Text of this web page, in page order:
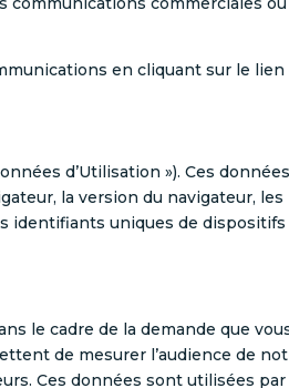
en cliquant sur le lien
d’Utilisation »). Ces données
la version du navigateur, les
identifiants uniques de dispositifs
le cadre de la demande que
de mesurer l’audience de
Ces données sont utilisées par